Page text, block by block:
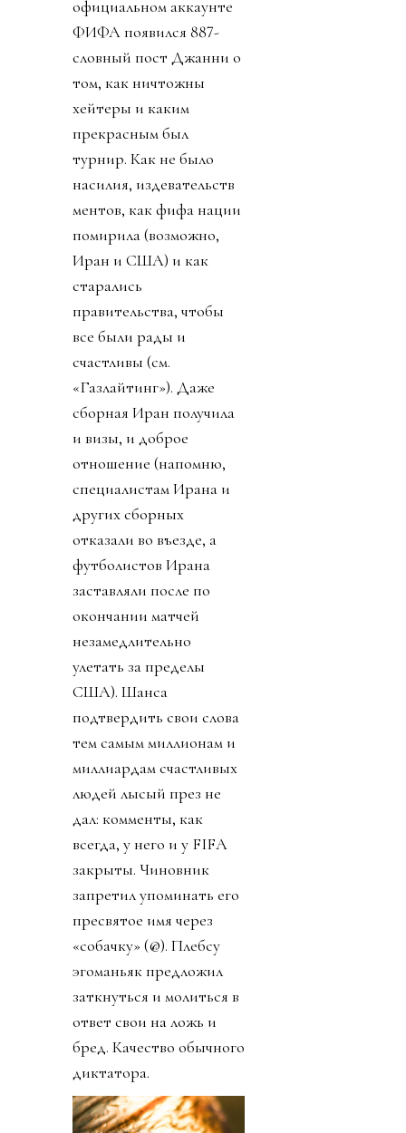
официальном аккаунте
ФИФА появился 887-
словный пост Джанни о
том, как ничтожны
хейтеры и каким
прекрасным был
турнир. Как не было
насилия, издевательств
ментов, как фифа нации
помирила (возможно,
Иран и США) и как
старались
правительства, чтобы
все были рады и
счастливы (см.
«Газлайтинг»). Даже
сборная Иран получила
и визы, и доброе
отношение (напомню,
специалистам Ирана и
других сборных
отказали во въезде, а
футболистов Ирана
заставляли после по
окончании матчей
незамедлительно
улетать за пределы
США). Шанса
подтвердить свои слова
тем самым миллионам и
миллиардам счастливых
людей лысый през не
дал: комменты, как
всегда, у него и у FIFA
закрыты. Чиновник
запретил упоминать его
пресвятое имя через
«собачку» (@). Плебсу
эгоманьяк предложил
заткнуться и молиться в
ответ свои на ложь и
бред. Качество обычного
диктатора.